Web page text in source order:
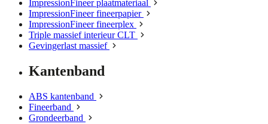
ImpressionFineer plaatmateriaal
ImpressionFineer fineerpapier
ImpressionFineer fineerplex
Triple massief interieur CLT
Gevingerlast massief
Kantenband
ABS kantenband
Fineerband
Grondeerband